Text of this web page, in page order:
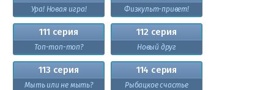
Ура! Новая игра! Физкульт-привет!
111 серия
Топ-топ-топ?
112 серия
Новый друг
113 серия
Мыть или не мыть?
114 серия
Рыбацкое счастье